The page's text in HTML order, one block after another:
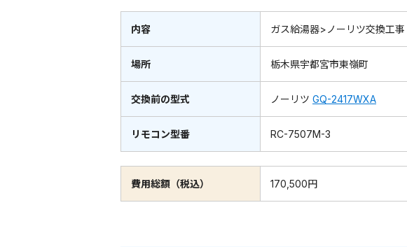
内容 ガス給湯器>ノーリツ交換工事
場所 栃木県宇都宮市東嶺町
交換前の型式 ノーリツ GQ-2417WXA
リモコン型番 RC-7507M-3
費用総額（税込） 170,500円